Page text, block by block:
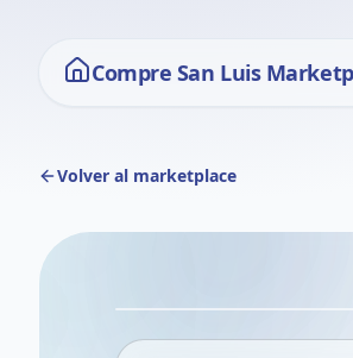
Compre San Luis
Volver al marketplace